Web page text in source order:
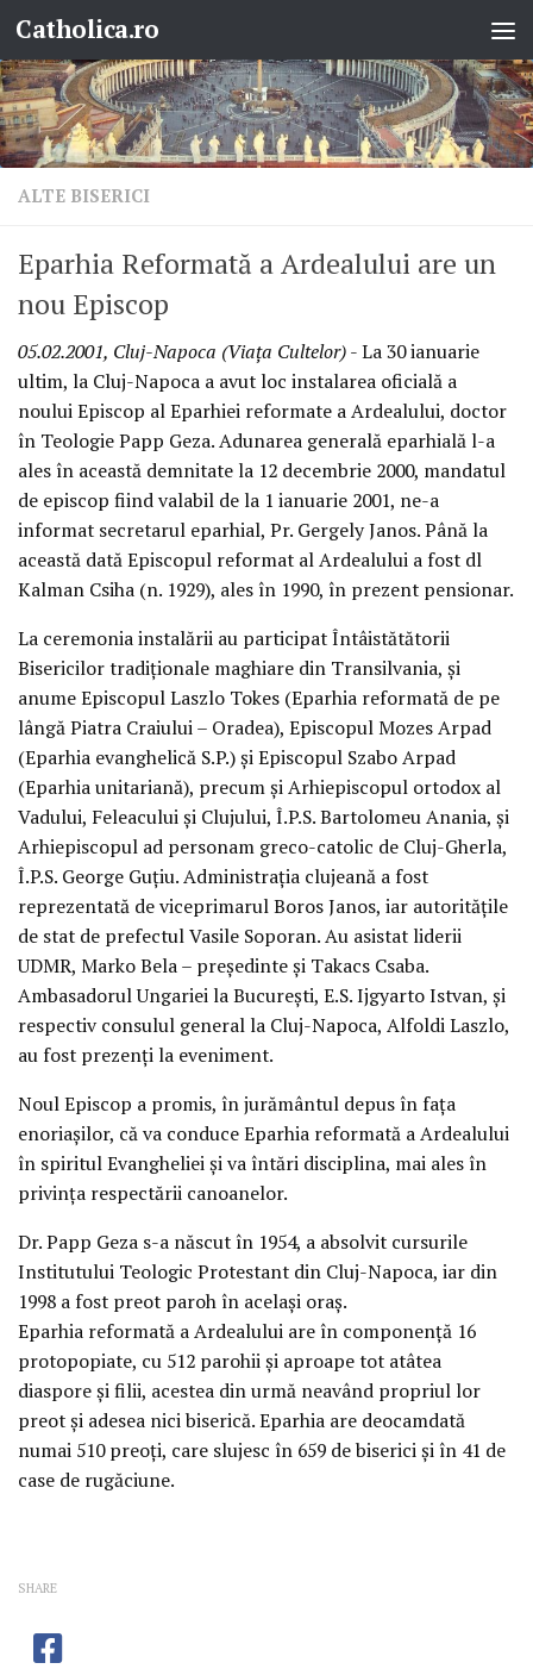
Skip to content
Catholica.ro
ALTE BISERICI
Eparhia Reformată a Ardealului are un
nou Episcop
05.02.2001, Cluj-Napoca (Viaţa Cultelor)- La 30 ianuarie
ultim, la Cluj-Napoca a avut loc instalarea oficială a
noului Episcop al Eparhiei reformate a Ardealului, doctor
în Teologie Papp Geza. Adunarea generală eparhială l-a
ales în această demnitate la 12 decembrie 2000, mandatul
de episcop fiind valabil de la 1 ianuarie 2001, ne-a
informat secretarul eparhial, Pr. Gergely Janos. Până la
această dată Episcopul reformat al Ardealului a fost dl
Kalman Csiha (n. 1929), ales în 1990, în prezent pensionar.
La ceremonia instalării au participat Întâistătătorii
Bisericilor tradiţionale maghiare din Transilvania, şi
anume Episcopul Laszlo Tokes (Eparhia reformată de pe
lângă Piatra Craiului – Oradea), Episcopul Mozes Arpad
(Eparhia evanghelică S.P.) şi Episcopul Szabo Arpad
(Eparhia unitariană), precum şi Arhiepiscopul ortodox al
Vadului, Feleacului şi Clujului, Î.P.S. Bartolomeu Anania, şi
Arhiepiscopul ad personam greco-catolic de Cluj-Gherla,
Î.P.S. George Guţiu. Administraţia clujeană a fost
reprezentată de viceprimarul Boros Janos, iar autorităţile
de stat de prefectul Vasile Soporan. Au asistat liderii
UDMR, Marko Bela – preşedinte şi Takacs Csaba.
Ambasadorul Ungariei la Bucureşti, E.S. Ijgyarto Istvan, şi
respectiv consulul general la Cluj-Napoca, Alfoldi Laszlo,
au fost prezenţi la eveniment.
Noul Episcop a promis, în jurământul depus în faţa
enoriaşilor, că va conduce Eparhia reformată a Ardealului
în spiritul Evangheliei şi va întări disciplina, mai ales în
privinţa respectării canoanelor.
Dr. Papp Geza s-a născut în 1954, a absolvit cursurile
Institutului Teologic Protestant din Cluj-Napoca, iar din
1998 a fost preot paroh în acelaşi oraş.
Eparhia reformată a Ardealului are în componenţă 16
protopopiate, cu 512 parohii şi aproape tot atâtea
diaspore şi filii, acestea din urmă neavând propriul lor
preot şi adesea nici biserică. Eparhia are deocamdată
numai 510 preoţi, care slujesc în 659 de biserici şi în 41 de
case de rugăciune.
SHARE